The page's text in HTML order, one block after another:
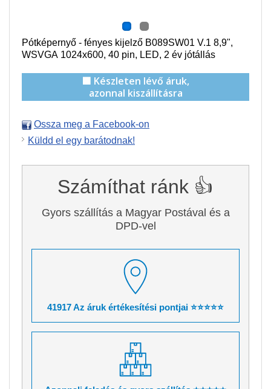
Pótképernyő - fényes kijelző B089SW01 V.1 8,9",
WSVGA 1024x600, 40 pin, LED, 2 év jótállás
🟩 Készleten lévő áruk,
azonnal kiszállításra
Ossza meg a Facebook-on
Küldd el egy barátodnak!
Számíthat ránk 👍
Gyors szállítás a Magyar Postával és a
DPD-vel
41917 Az áruk értékesítési pontjai ⭐⭐⭐⭐⭐